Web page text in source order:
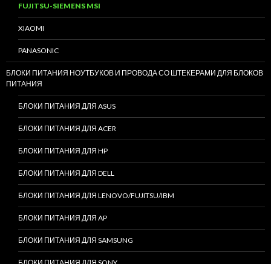
FUJITSU-SIEMENS MSI
XIAOMI
PANASONIC
БЛОКИ ПИТАНИЯ НОУТБУКОВ И ПРОВОДА СО ШТЕКЕРАМИ ДЛЯ БЛОКОВ
ПИТАНИЯ
БЛОКИ ПИТАНИЯ ДЛЯ ASUS
БЛОКИ ПИТАНИЯ ДЛЯ ACER
БЛОКИ ПИТАНИЯ ДЛЯ HP
БЛОКИ ПИТАНИЯ ДЛЯ DELL
БЛОКИ ПИТАНИЯ ДЛЯ LENOVO/FUJITSU/IBM
БЛОКИ ПИТАНИЯ ДЛЯ AP
БЛОКИ ПИТАНИЯ ДЛЯ SAMSUNG